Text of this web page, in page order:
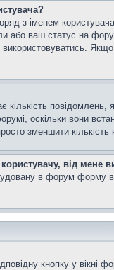
з іменем
або ваш статус на
оскільки вони
зменшити
від мене
в форум форму
кнопку у